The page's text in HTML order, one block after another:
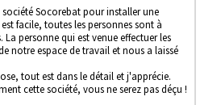
Socorebat pour installer une
facile, toutes les personnes sont à
personne qui est venue effectuer les
notre espace de travail et nous a laissé
tout est dans le détail et j'apprécie.
cette société, vous ne serez pas déçu !